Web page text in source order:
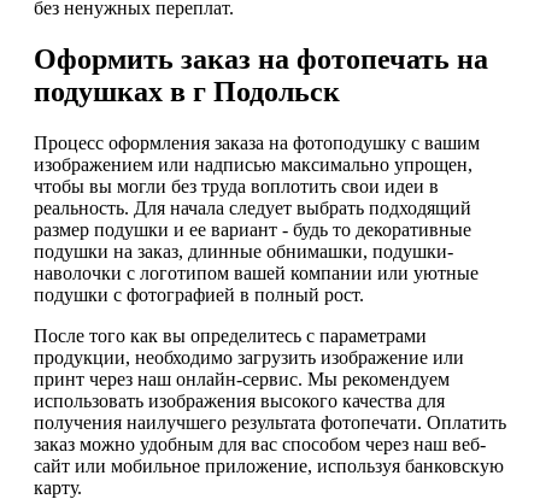
без ненужных переплат.
Оформить заказ на фотопечать на
подушках в г Подольск
Процесс оформления заказа на фотоподушку с вашим
изображением или надписью максимально упрощен,
чтобы вы могли без труда воплотить свои идеи в
реальность. Для начала следует выбрать подходящий
размер подушки и ее вариант - будь то декоративные
подушки на заказ, длинные обнимашки, подушки-
наволочки с логотипом вашей компании или уютные
подушки с фотографией в полный рост.
После того как вы определитесь с параметрами
продукции, необходимо загрузить изображение или
принт через наш онлайн-сервис. Мы рекомендуем
использовать изображения высокого качества для
получения наилучшего результата фотопечати. Оплатить
заказ можно удобным для вас способом через наш веб-
сайт или мобильное приложение, используя банковскую
карту.